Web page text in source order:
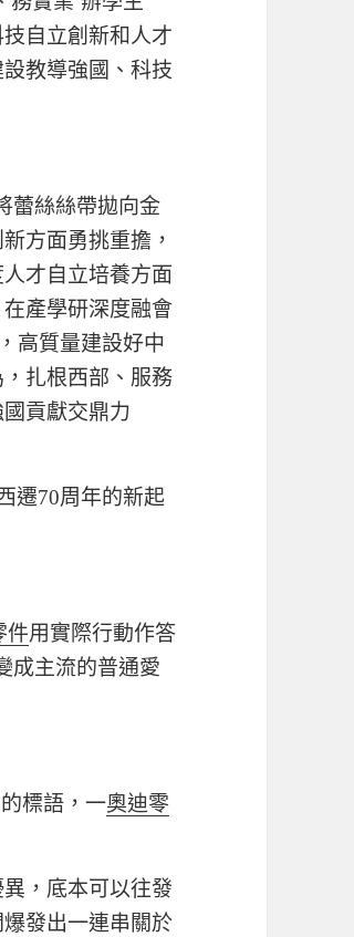
自立創新和人才
教導強國、科技
蕾絲絲帶拋向金
方面勇挑重擔，
才自立培養方面
產學研深度融會
高質量建設好中
扎根西部、服務
貢獻交鼎力
遷70周年的新起
件用實際行動作答
成主流的普通愛
標語，一奧迪零
，底本可以往發
發出一連串關於